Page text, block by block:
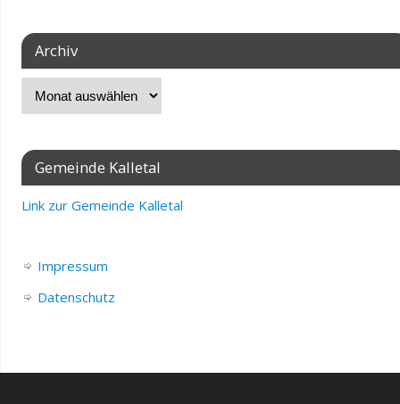
Archiv
Gemeinde Kalletal
Link zur Gemeinde Kalletal
Impressum
Datenschutz